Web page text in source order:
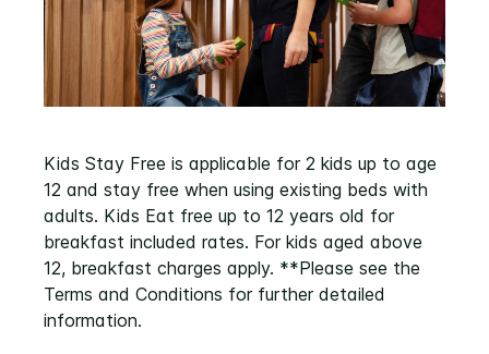
Kids Stay Free is applicable for 2 kids up to age
12 and stay free when using existing beds with
adults. Kids Eat free up to 12 years old for
breakfast included rates. For kids aged above
12, breakfast charges apply. **Please see the
Terms and Conditions for further detailed
information.